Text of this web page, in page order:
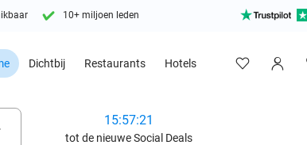
10+ miljoen leden
Dichtbij Restaurants Hotels
15:57:19
tot de nieuwe Social Deals